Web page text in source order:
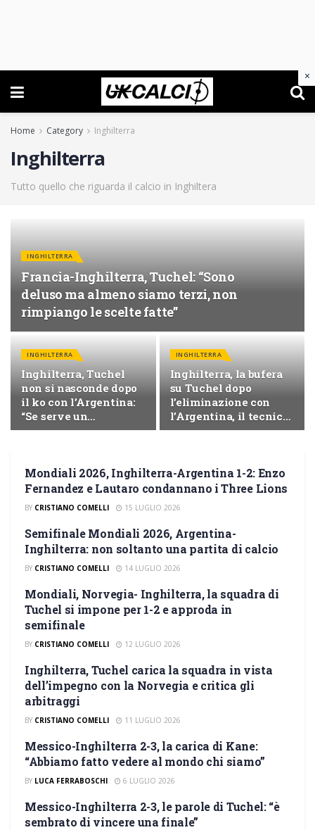
Home Category Inghilterra
Inghilterra
Tutto quello che riguarda il calcio in Inghiltera
INGHILTERRA
Francia-Inghilterra, Tuchel: “Sono
deluso ma almeno siamo terzi, non
rimpiango le scelte fatte”
INGHILTERRA
Inghilterra, Tuchel
non si nasconde dopo
il ko con l’Argentina:
“Se serve un
colpevole, sono io”
INGHILTERRA
Inghilterra, la bufera
su Tuchel dopo
l’eliminazione con
l’Argentina, il tecnico:
“Dopo l’1-0 siamo
INGHILTERRA
Mondiali 2026, Inghilterra-Argentina 1-2: Enzo
Fernandez e Lautaro condannano i Three Lions
BY CRISTIANO COMELLI 15 LUGLIO 2026
INGHILTERRA
Semifinale Mondiali 2026, Argentina-
Inghilterra: non soltanto una partita di calcio
BY CRISTIANO COMELLI 14 LUGLIO 2026
INGHILTERRA
Mondiali, Norvegia- Inghilterra, la squadra di
Tuchel si impone per 1-2 e approda in
semifinale
BY CRISTIANO COMELLI 12 LUGLIO 2026
INGHILTERRA
Inghilterra, Tuchel carica la squadra in vista
dell’impegno con la Norvegia e critica gli
arbitraggi
BY CRISTIANO COMELLI 11 LUGLIO 2026
INGHILTERRA
Messico-Inghilterra 2-3, la carica di Kane:
“Abbiamo fatto vedere al mondo chi siamo”
BY LUCA FERRABOSCHI 6 LUGLIO 2026
INGHILTERRA
Messico-Inghilterra 2-3, le parole di Tuchel: “è
sembrato di vincere una finale”
×